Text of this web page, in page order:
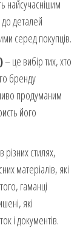
найсучаснішим
до деталей
серед покупців.
– це вибір тих, хто
бренду
продуманим
його
різних стилях,
матеріалів, які
гаманці
які
і документів.